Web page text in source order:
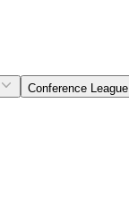
Conference League